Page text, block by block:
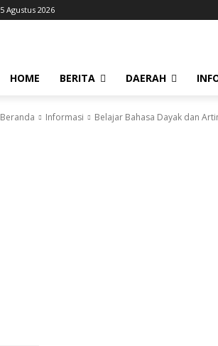
5 Agustus 2026
HOME BERITA DAERAH
Beranda Informasi Belajar Bahasa Dayak dan